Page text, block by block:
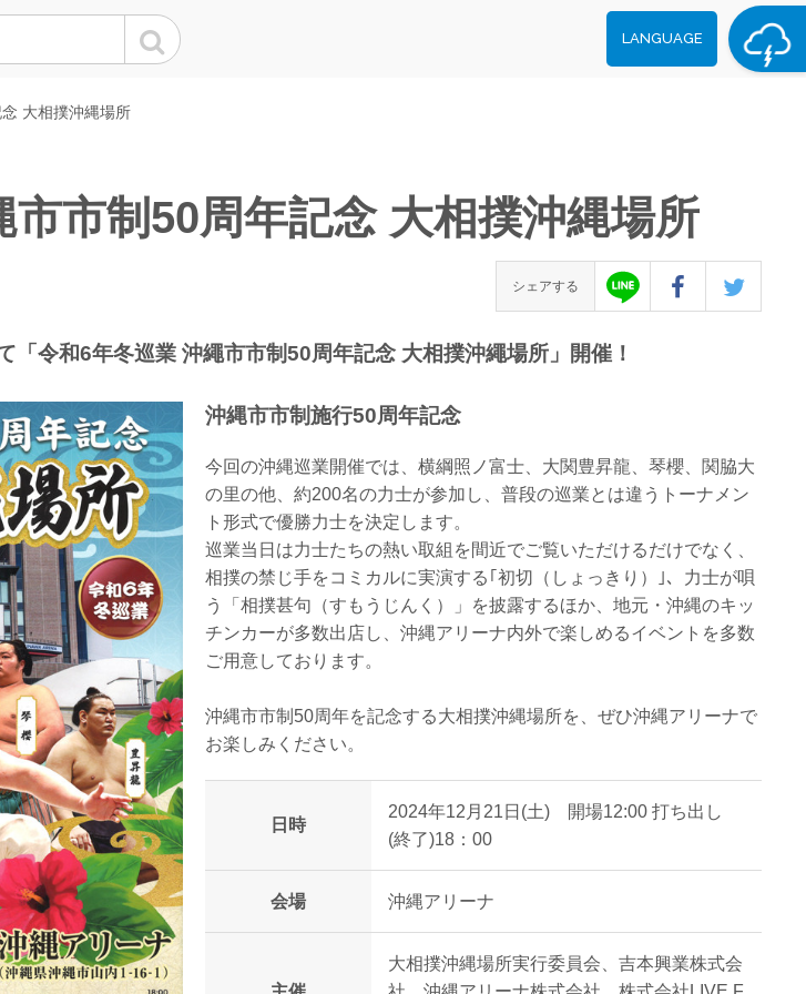
LANGUAGE
大相撲沖縄場所
市制50周年記念 大相撲沖縄場所
シェアする
令和6年冬巡業 沖繩市市制50周年記念 大相撲沖繩場所」開催！
沖縄市市制施行50周年記念
今回の沖縄巡業開催では、横綱照ノ富士、大関豊昇龍、琴櫻、関脇大
の里の他、約200名の力士が参加し、普段の巡業とは違うトーナメン
ト形式で優勝力士を決定します。
巡業当日は力士たちの熱い取組を間近でご覧いただけるだけでなく、
相撲の禁じ手をコミカルに実演する｢初切（しょっきり）｣、力士が唄
う「相撲甚句（すもうじんく）」を披露するほか、地元・沖縄のキッ
チンカーが多数出店し、沖縄アリーナ内外で楽しめるイベントを多数
ご用意しております。
沖縄市市制50周年を記念する大相撲沖縄場所を、ぜひ沖縄アリーナで
お楽しみください。
日時
2024年12月21日(土) 開場12:00 打ち出し
(終了)18：00
会場 沖縄アリーナ
大相撲沖縄場所実行委員会、吉本興業株式会